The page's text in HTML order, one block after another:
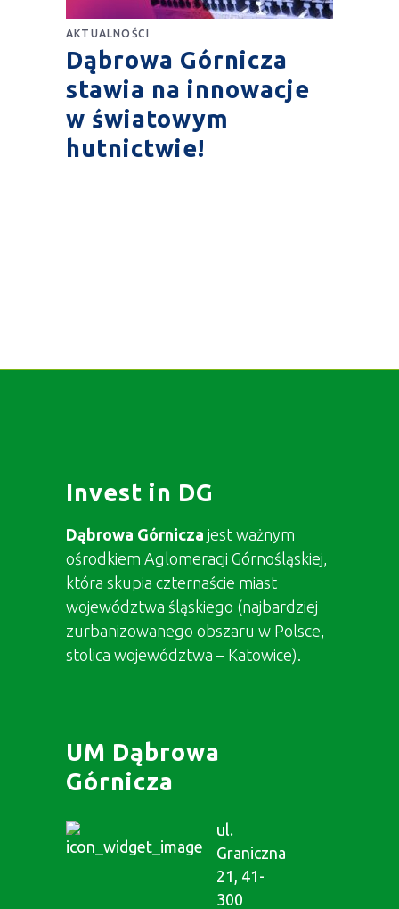
AKTUALNOŚCI
Dąbrowa Górnicza
stawia na innowacje
w światowym
hutnictwie!
Invest in DG
Dąbrowa Górnicza jest ważnym
ośrodkiem Aglomeracji Górnośląskiej,
która skupia czternaście miast
województwa śląskiego (najbardziej
zurbanizowanego obszaru w Polsce,
stolica województwa – Katowice).
UM Dąbrowa
Górnicza
ul.
Graniczna
21, 41-
300